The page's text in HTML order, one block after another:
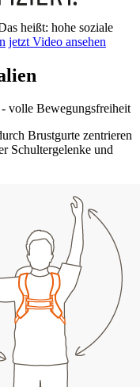
heißt: hohe soziale
jetzt Video ansehen
volle Bewegungsfreiheit
Brustgurte zentrieren
Schultergelenke und